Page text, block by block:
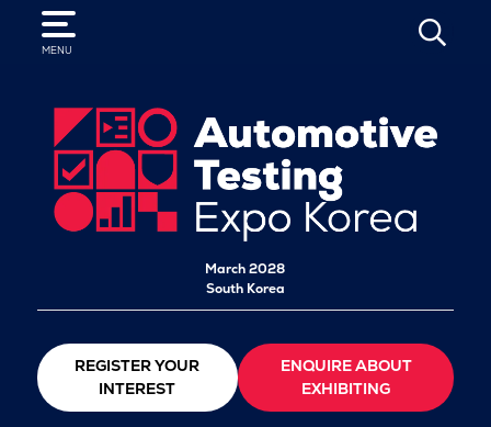
MENU
SEARCH
March 2028
South Korea
REGISTER YOUR
INTEREST
ENQUIRE ABOUT
EXHIBITING